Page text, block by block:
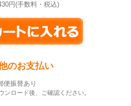
円(手数料・税込)
のお支払い
便振替あり
ロード後、ご確認ください。